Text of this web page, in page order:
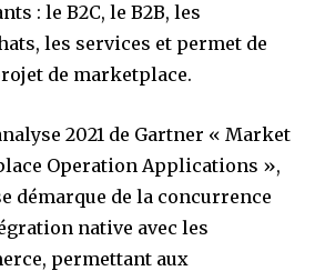
: le B2C, le B2B, les
les services et permet de
de marketplace.
2021 de Gartner « Market
Operation Applications »,
démarque de la concurrence
native avec les
permettant aux